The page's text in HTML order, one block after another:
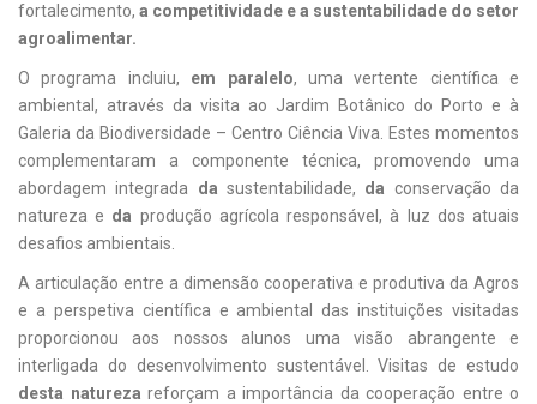
fortalecimento, a competitividade e a sustentabilidade do setor
agroalimentar.
O programa incluiu, em paralelo, uma vertente científica e
ambiental, através da visita ao Jardim Botânico do Porto e à
Galeria da Biodiversidade – Centro Ciência Viva. Estes momentos
complementaram a componente técnica, promovendo uma
abordagem integrada da sustentabilidade, da conservação da
natureza e da produção agrícola responsável, à luz dos atuais
desafios ambientais.
A articulação entre a dimensão cooperativa e produtiva da Agros
e a perspetiva científica e ambiental das instituições visitadas
proporcionou aos nossos alunos uma visão abrangente e
interligada do desenvolvimento sustentável. Visitas de estudo
desta natureza reforçam a importância da cooperação entre o